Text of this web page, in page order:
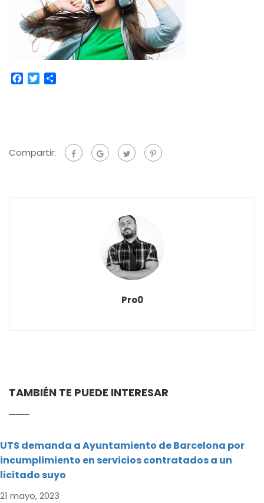
Facebook
Twitter
Compartir:
Pro0
TAMBIÉN TE PUEDE INTERESAR
UTS demanda a Ayuntamiento de Barcelona por
incumplimiento en servicios contratados a un
licitado suyo
21 mayo, 2023